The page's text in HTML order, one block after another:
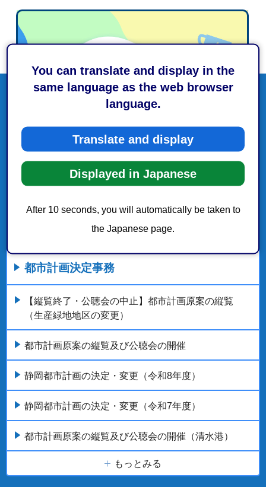
You can translate and display in the
same language as the web browser
language.
Translate and display
Displayed in Japanese
After 10 seconds, you will automatically be taken to
the Japanese page.
都市計画決定事務
【縦覧終了・公聴会の中止】都市計画原案の縦覧
（生産緑地地区の変更）
都市計画原案の縦覧及び公聴会の開催
静岡都市計画の決定・変更（令和8年度）
静岡都市計画の決定・変更（令和7年度）
都市計画原案の縦覧及び公聴会の開催（清水港）
もっとみる